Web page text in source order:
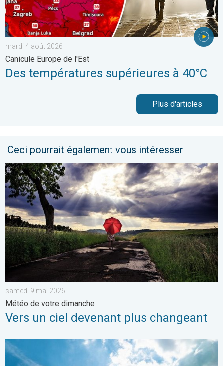
mardi 4 août 2026
Canicule Europe de l'Est
Des températures supérieures à 40°C
Plus d'articles
Ceci pourrait également vous intéresser
Vers un ciel devenant plus changeant. Météo de votre
samedi 9 mai 2026
Météo de votre dimanche
Vers un ciel devenant plus changeant
Rafraîchissement après les orages ?. Météo de votre